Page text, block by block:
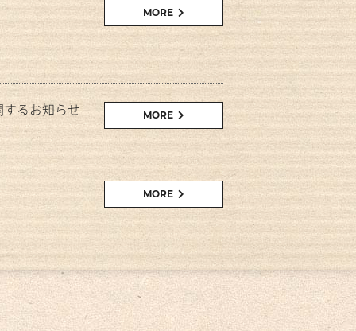
MORE
るお知らせ MORE
MORE
MORE